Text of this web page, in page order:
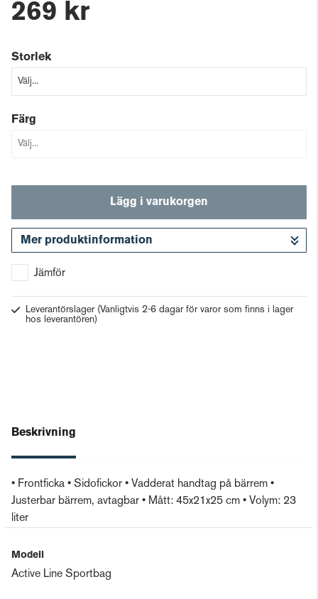
269 kr
Storlek
Färg
Lägg i varukorgen
Mer produktinformation
Jämför
Leverantörslager (Vanligtvis 2-6 dagar för varor som finns i lager
hos leverantören)
Beskrivning
• Frontficka • Sidofickor • Vadderat handtag på bärrem •
Justerbar bärrem, avtagbar • Mått: 45x21x25 cm • Volym: 23
liter
Modell
Active Line Sportbag